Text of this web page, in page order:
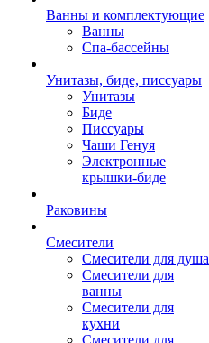
Ванны и комплектующие
Ванны
Спа-бассейны
Унитазы, биде, писсуары
Унитазы
Биде
Писсуары
Чаши Генуя
Электронные
крышки-биде
Раковины
Смесители
Смесители для душа
Смесители для
ванны
Смесители для
кухни
Смесители для